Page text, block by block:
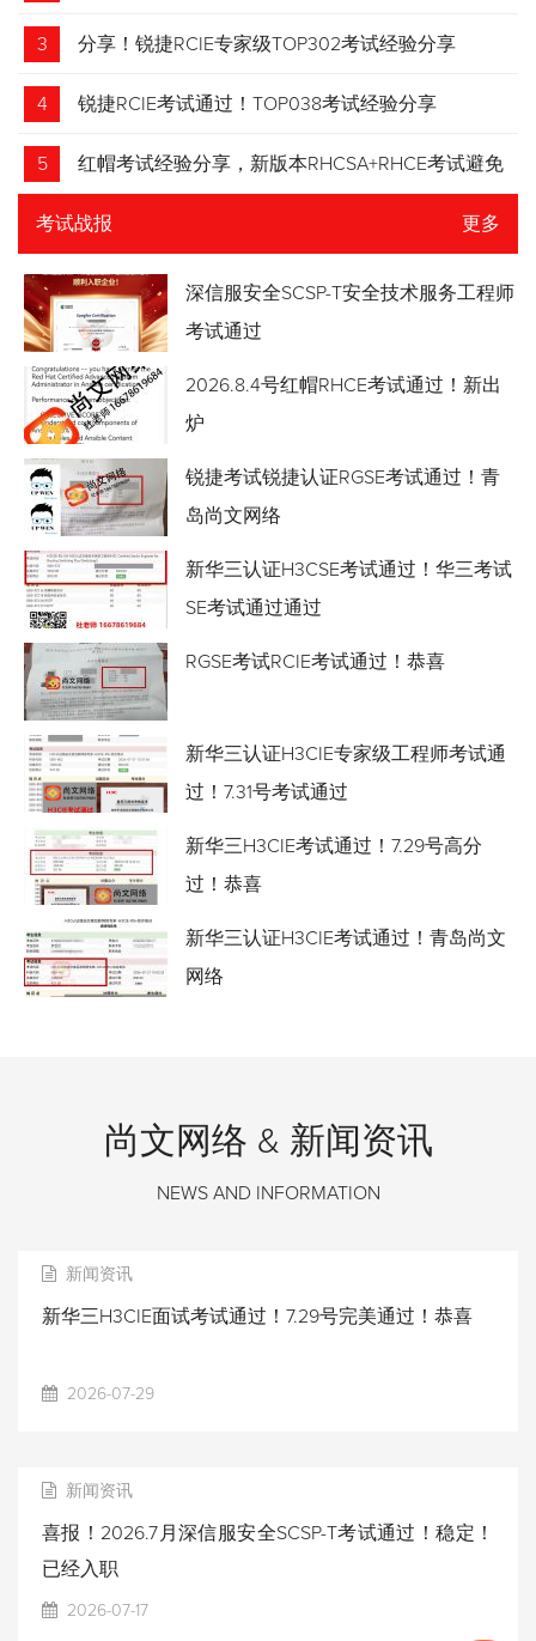
3 分享！锐捷RCIE专家级TOP302考试经验分享
4 锐捷RCIE考试通过！TOP038考试经验分享
5 红帽考试经验分享，新版本RHCSA+RHCE考试避免
踩坑
考试战报 更多
深信服安全SCSP-T安全技术服务工程师
考试通过
2026.8.4号红帽RHCE考试通过！新出
炉
锐捷考试锐捷认证RGSE考试通过！青
岛尚文网络
新华三认证H3CSE考试通过！华三考试
SE考试通过通过
RGSE考试RCIE考试通过！恭喜
新华三认证H3CIE专家级工程师考试通
过！7.31号考试通过
新华三H3CIE考试通过！7.29号高分
过！恭喜
新华三认证H3CIE考试通过！青岛尚文
网络
尚文网络 & 新闻资讯
NEWS AND INFORMATION
新闻资讯
新华三H3CIE面试考试通过！7.29号完美通过！恭喜
2026-07-29
新闻资讯
喜报！2026.7月深信服安全SCSP-T考试通过！稳定！
已经入职
2026-07-17